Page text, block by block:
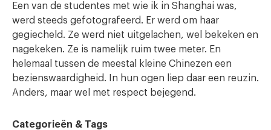
Een van de studentes met wie ik in Shanghai was,
werd steeds gefotografeerd. Er werd om haar
gegiecheld. Ze werd niet uitgelachen, wel bekeken en
nagekeken. Ze is namelijk ruim twee meter. En
helemaal tussen de meestal kleine Chinezen een
bezienswaardigheid. In hun ogen liep daar een reuzin.
Anders, maar wel met respect bejegend.
Categorieën & Tags